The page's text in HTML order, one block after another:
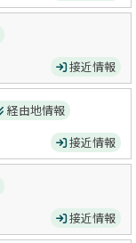
接近情報
経由地情報
接近情報
接近情報